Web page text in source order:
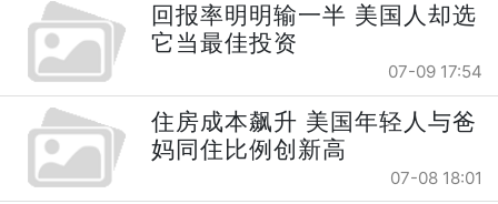
回报率明明输一半 美国人却选
它当最佳投资
07-09 17:54
住房成本飙升 美国年轻人与爸
妈同住比例创新高
07-08 18:01